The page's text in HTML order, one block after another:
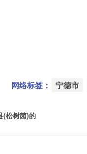
网络标签： 宁德市
(松树菌)的